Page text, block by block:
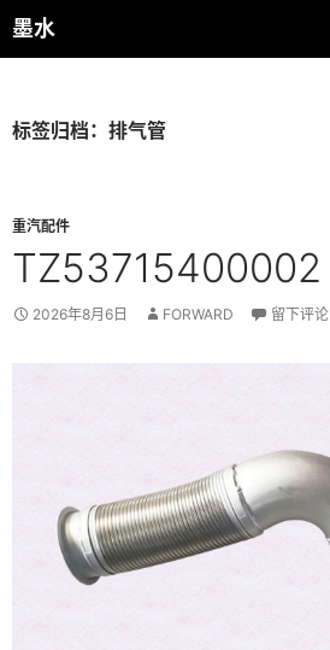
跳
至
墨水
搜
索
标签归档：排气管
重汽配件
TZ53715400002
2026年8月6日 FORWARD 留下评论